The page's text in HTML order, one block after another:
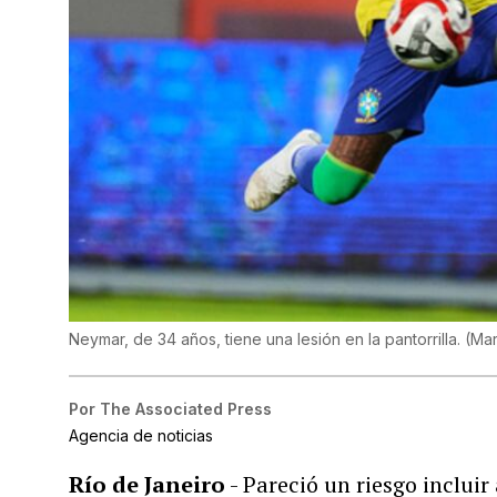
Neymar, de 34 años, tiene una lesión en la pantorrilla. (
Por The Associated Press
Agencia de noticias
Río de Janeiro - Pareció un riesgo